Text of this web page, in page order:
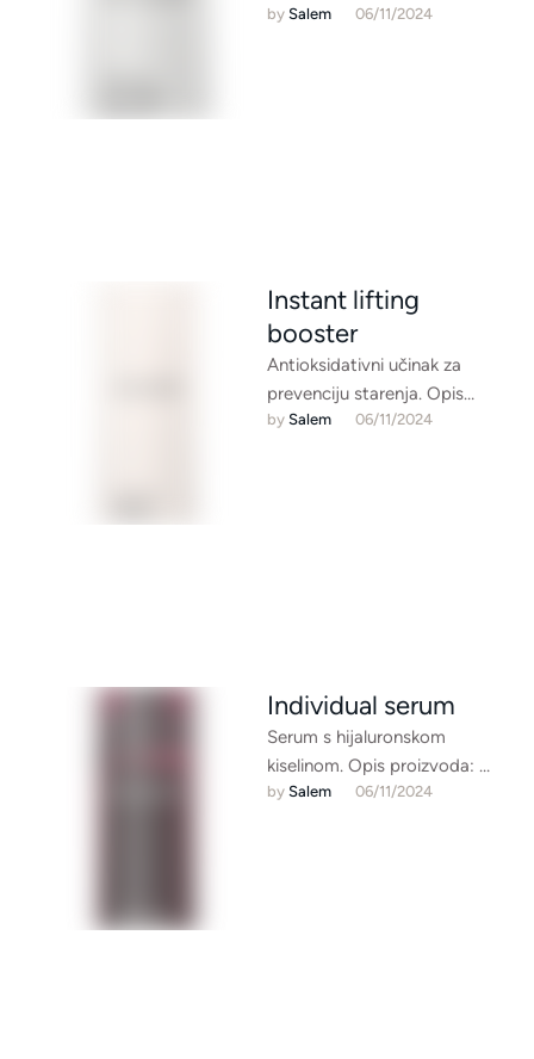
Protuupalni serum za kontrolu
by Salem 06/11/2024
Instant lifting
booster
Antioksidativni učinak za
prevenciju starenja. Opis
proizvoda: Koncentrat s
by Salem 06/11/2024
Individual serum
Serum s hijaluronskom
kiselinom. Opis proizvoda:
Serum prilagođen isključivo
by Salem 06/11/2024